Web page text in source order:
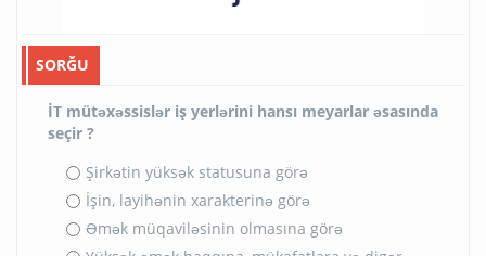
SORĞU
İT mütəxəssislər iş yerlərini hansı meyarlar əsasında
seçir ?
Şirkətin yüksək statusuna görə
İşin, layihənin xarakterinə görə
Əmək müqaviləsinin olmasına görə